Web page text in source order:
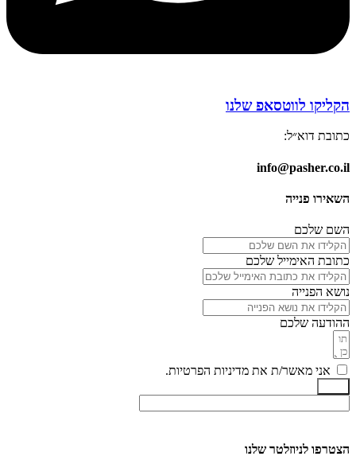
הקליקו לווטסאפ שלנו
כתובת דוא״ל:
info@pasher.co.il
השאירו פנייה
השם שלכם
כתובת האימייל שלכם
נושא הפנייה
ההודעה שלכם
אני מאשר/ת את מדיניות הפרטיות.
הצטרפו לניוזלטר שלנו